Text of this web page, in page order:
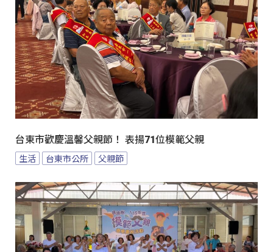
台東市歡慶溫馨父親節！ 表揚71位模範父親
生活 台東市公所 父親節